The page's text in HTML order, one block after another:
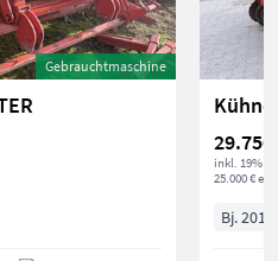
Gebrauchtmaschine
Kühne
29.750
inkl. 19%
25.000 €
Bj. 2017